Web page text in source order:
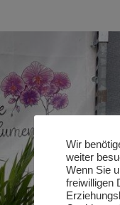
Wir
weiter
Wenn Sie
freiwilligen